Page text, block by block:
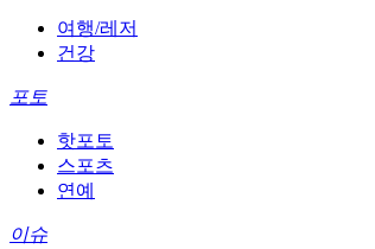
여행/레저
건강
포토
핫포토
스포츠
연예
이슈